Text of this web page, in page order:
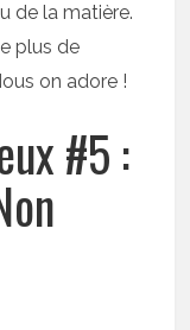
de la matière.
plus de
on adore !
#5 :